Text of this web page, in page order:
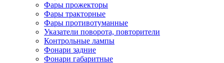
Фары прожекторы
Фары тракторные
Фары противотуманные
Указатели поворота, повторители
Контрольные лампы
Фонари задние
Фонари габаритные